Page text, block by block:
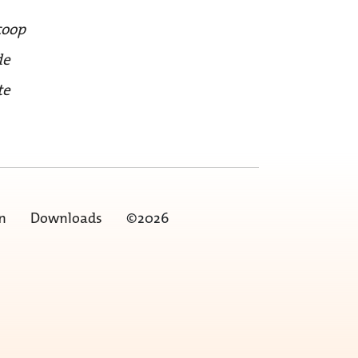
Downloads ©2026